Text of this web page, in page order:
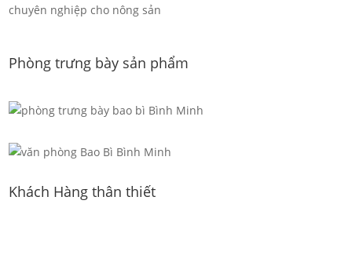
chuyên nghiệp cho nông sản
Phòng trưng bày sản phẩm
Khách Hàng thân thiết